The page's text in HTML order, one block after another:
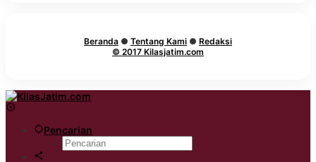
Beranda ● Tentang Kami ● Redaksi
© 2017 Kilasjatim.com
Pencarian